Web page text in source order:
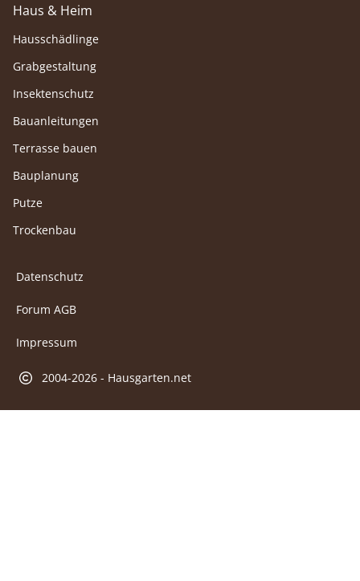
Haus & Heim
Hausschädlinge
Grabgestaltung
Insektenschutz
Bauanleitungen
Terrasse bauen
Bauplanung
Putze
Trockenbau
Datenschutz
Forum AGB
Impressum
2004-2026 - Hausgarten.net